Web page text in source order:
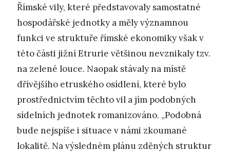
Římské vily, které představovaly samostatné
hospodářské jednotky a měly významnou
funkci ve struktuře římské ekonomiky však v
této části jižní Etrurie většinou nevznikaly tzv.
na zelené louce. Naopak stávaly na místě
dřívějšího etruského osídlení, které bylo
prostřednictvím těchto vil a jím podobných
sídelních jednotek romanizováno. „Podobná
bude nejspíše i situace v námi zkoumané
lokalitě. Na výsledném plánu zděných struktur